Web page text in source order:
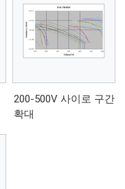
200-500V 사이로 구간
확대